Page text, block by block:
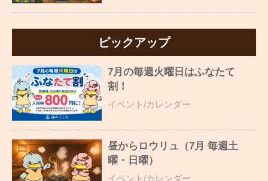
ピックアップ
7月の毎週火曜日はふなたて
割！
イベント/カレンダー
昼からロウリュ（7月 毎週土
曜・日曜）
イベント/カレンダー